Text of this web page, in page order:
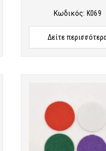
Κωδικός: K069
Δείτε